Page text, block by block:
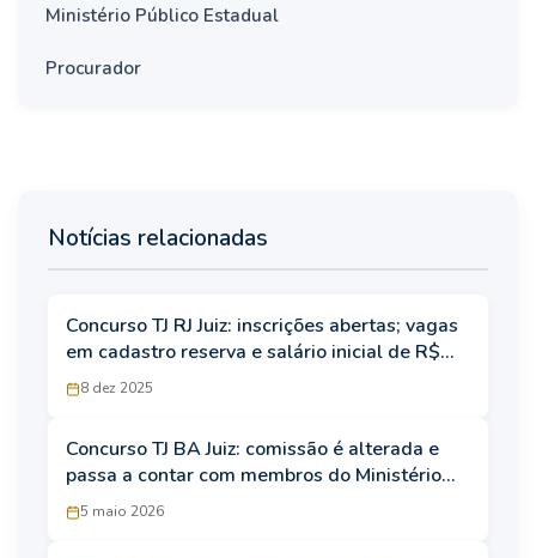
Ministério Público Estadual
Procurador
Notícias relacionadas
Concurso TJ RJ Juiz: inscrições abertas; vagas
em cadastro reserva e salário inicial de R$
35,8 mil
8 dez 2025
Concurso TJ BA Juiz: comissão é alterada e
passa a contar com membros do Ministério
Público
5 maio 2026